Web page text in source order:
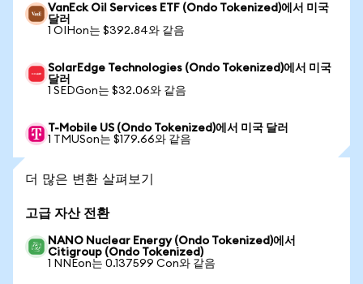
VanEck Oil Services ETF (Ondo Tokenized)에서 미국
달러
1 OIHon는 $392.84와 같음
SolarEdge Technologies (Ondo Tokenized)에서 미국
달러
1 SEDGon는 $32.06와 같음
T-Mobile US (Ondo Tokenized)에서 미국 달러
1 TMUSon는 $179.66와 같음
더 많은 변환 살펴보기
고급 자산 전환
NANO Nuclear Energy (Ondo Tokenized)에서
Citigroup (Ondo Tokenized)
1 NNEon는 0.137599 Con와 같음